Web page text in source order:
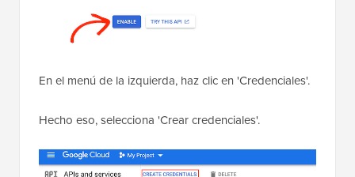
En el menú de la izquierda, haz clic en 'Credenciales'.
Hecho eso, selecciona 'Crear credenciales'.